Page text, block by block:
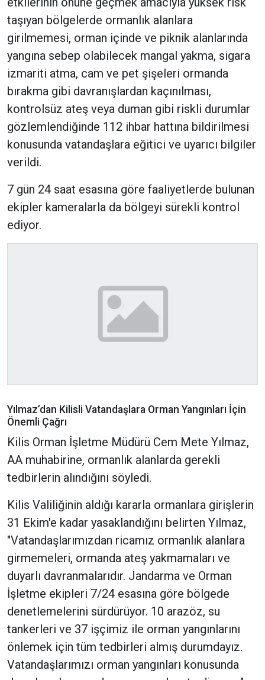
taşıyan bölgelerde ormanlık alanlara
girilmemesi, orman içinde ve piknik alanlarında
yangına sebep olabilecek mangal yakma, sigara
izmariti atma, cam ve pet şişeleri ormanda
bırakma gibi davranışlardan kaçınılması,
kontrolsüz ateş veya duman gibi riskli durumlar
gözlemlendiğinde 112 ihbar hattına bildirilmesi
konusunda vatandaşlara eğitici ve uyarıcı bilgiler
verildi.
7 gün 24 saat esasına göre faaliyetlerde bulunan
ekipler kameralarla da bölgeyi sürekli kontrol
ediyor.
Yılmaz’dan Kilisli Vatandaşlara Orman Yangınları İçin
Önemli Çağrı
Kilis Orman İşletme Müdürü Cem Mete Yılmaz,
AA muhabirine, ormanlık alanlarda gerekli
tedbirlerin alındığını söyledi.
Kilis Valiliğinin aldığı kararla ormanlara girişlerin
31 Ekim'e kadar yasaklandığını belirten Yılmaz,
"Vatandaşlarımızdan ricamız ormanlık alanlara
girmemeleri, ormanda ateş yakmamaları ve
duyarlı davranmalarıdır. Jandarma ve Orman
İşletme ekipleri 7/24 esasına göre bölgede
denetlemelerini sürdürüyor. 10 arazöz, su
tankerleri ve 37 işçimiz ile orman yangınlarını
önlemek için tüm tedbirleri almış durumdayız.
Vatandaşlarımızı orman yangınları konusunda